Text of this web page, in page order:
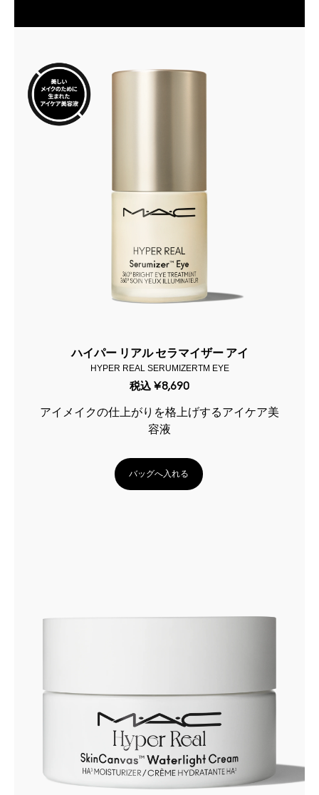
ハイパー リアル セラマイザー アイ
HYPER REAL SERUMIZERTM EYE
税込 ¥8,690
アイメイクの仕上がりを格上げするアイケア美
容液
バッグへ入れる